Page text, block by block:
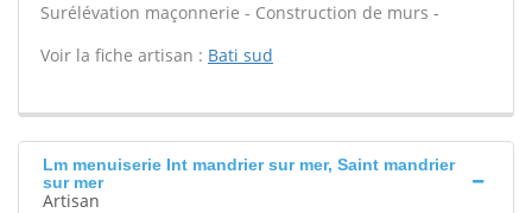
Surélévation maçonnerie - Construction de murs -
Voir la fiche artisan : Bati sud
Lm menuiserie Int mandrier sur mer, Saint mandrier
sur mer
Artisan